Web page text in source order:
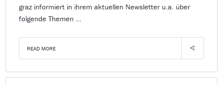
graz informiert in ihrem aktuellen Newsletter u.a. über
folgende Themen …
READ MORE